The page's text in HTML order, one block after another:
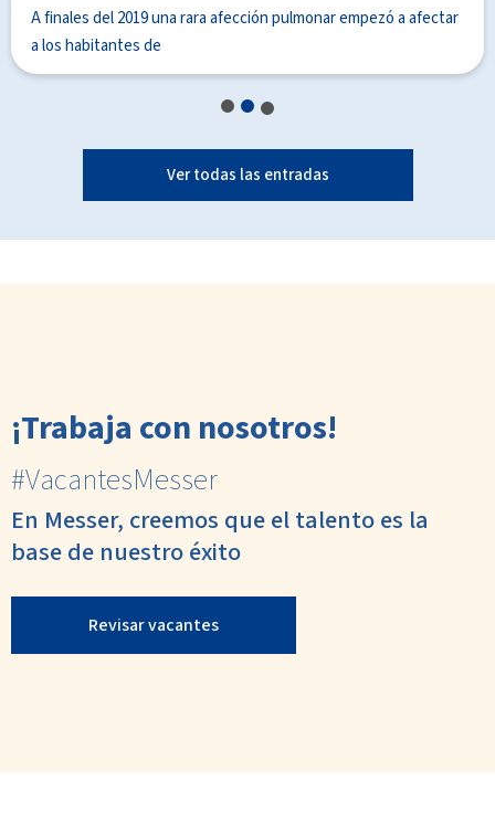
A finales del 2019 una rara afección pulmonar empezó a afectar
a los habitantes de
Ver todas las entradas
¡Trabaja con nosotros!
#VacantesMesser
En Messer, creemos que el talento es la
base de nuestro éxito
Revisar vacantes